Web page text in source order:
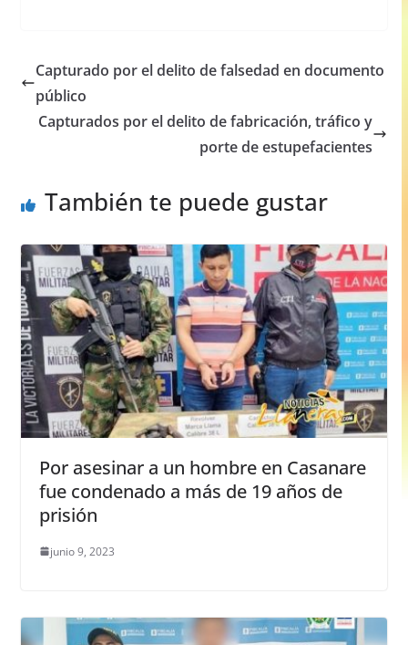
e
b
o
s
p
e
g
e
Capturado por el delito de falsedad en documento
público
Capturados por el delito de fabricación, tráfico y
porte de estupefacientes
También te puede gustar
Por asesinar a un hombre en Casanare
fue condenado a más de 19 años de
prisión
junio 9, 2023